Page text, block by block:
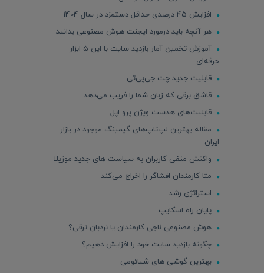
افزایش ۴۵ درصدی حداقل دستمزد در سال 1404
هر آنچه باید درمورد ایجنت هوش مصنوعی بدانید
آموزش تخمین آمار بازدید سایت با این 5 ابزار
حرفه‌ای
قابلیت جدید چت جی‌پی‌تی
قاشق برقی که زبان شما را فریب می‌دهد
قابلیت‌های هدست ویژن پرو اپل
مقاله بهترین لپ‌تاپ‌های گیمینگ موجود در بازار
ایران
واکنش منفی کاربران به سیاست های جدید موزیلا
متا کارمندان افشاگر را اخراج می‌کند
استراتژی رشد
پایان راه اسکایپ
هوش مصنوعی ناجی کارمندان یا نردبان ترقی؟
چگونه بازدید سایت خود را افزایش دهیم؟
بهترین گوشی های شیائومی